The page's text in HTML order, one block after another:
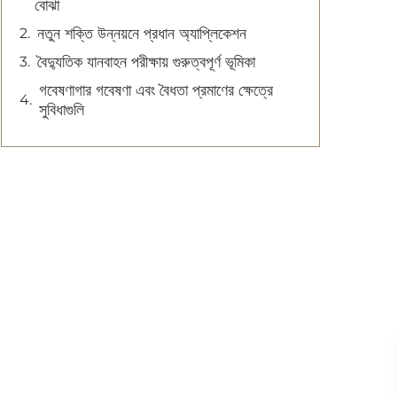
বোঝা
নতুন শক্তি উন্নয়নে প্রধান অ্যাপ্লিকেশন
বৈদ্যুতিক যানবাহন পরীক্ষায় গুরুত্বপূর্ণ ভূমিকা
গবেষণাগার গবেষণা এবং বৈধতা প্রমাণের ক্ষেত্রে
সুবিধাগুলি